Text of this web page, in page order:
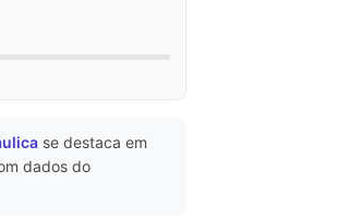
se destaca em
dados do